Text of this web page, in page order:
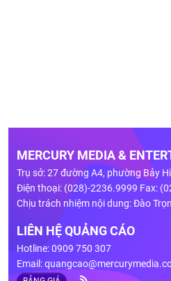
MERCURY MEDIA &
Trụ sở: 27 đường A4, phường Bảy
Điện thoại: (028)-2236.9999 Fax:
Chịu trách nhiệm nội dung: Đào
LIÊN HỆ QUẢNG CÁO
Hotline: 0909 750 307
Email: